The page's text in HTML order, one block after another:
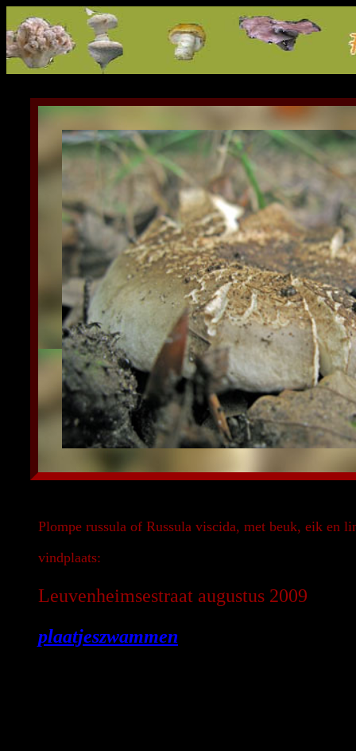
Plompe russula of Russula viscida, met beuk, eik en
vindplaats:
Leuvenheimsestraat augustus 2009
plaatjeszwammen